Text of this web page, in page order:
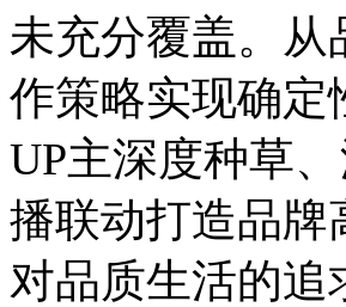
未充分覆盖。
作策略实现确定
UP主深度种草
播联动打造品牌
对品质生活的